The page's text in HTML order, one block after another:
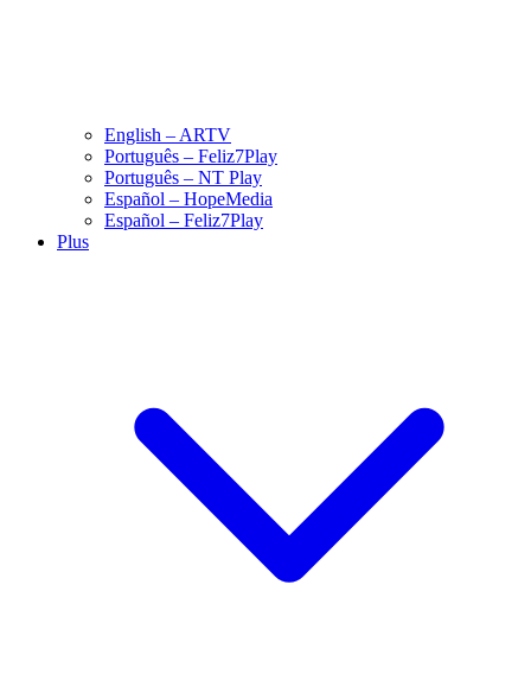
English – ARTV
Português – Feliz7Play
Português – NT Play
Español – HopeMedia
Español – Feliz7Play
Plus